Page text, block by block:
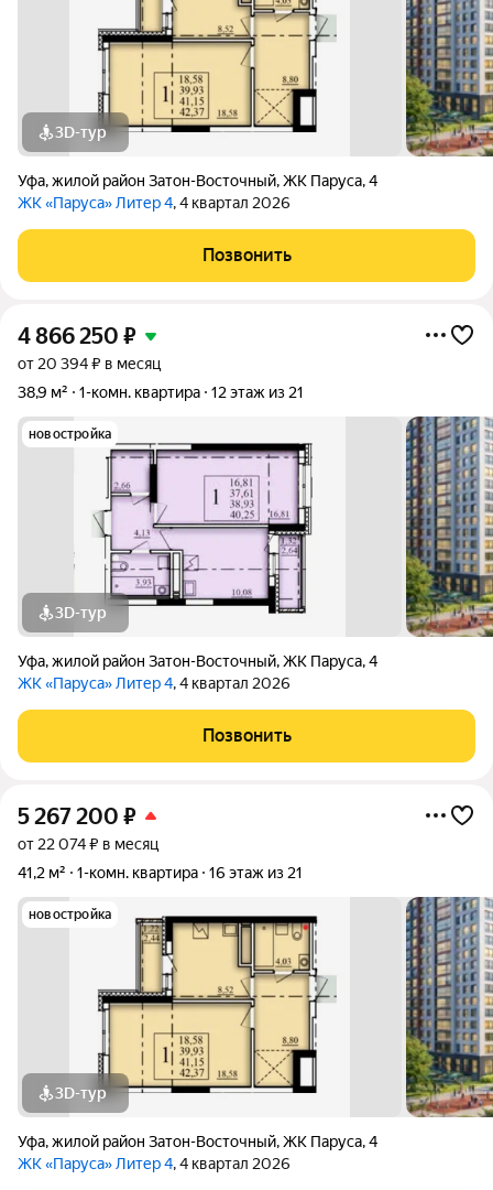
3D-тур
Уфа,жилой район Затон-Восточный,ЖК Паруса,4
ЖК «Паруса» Литер 4, 4 квартал 2026
Позвонить
4 866 250 ₽
от 20 394 ₽ в месяц
38,9 м²
1-комн. квартира 12 этаж из 21
новостройка
3D-тур
Уфа,жилой район Затон-Восточный,ЖК Паруса,4
ЖК «Паруса» Литер 4, 4 квартал 2026
Позвонить
5 267 200 ₽
от 22 074 ₽ в месяц
41,2 м²
1-комн. квартира 16 этаж из 21
новостройка
3D-тур
Уфа,жилой район Затон-Восточный,ЖК Паруса,4
ЖК «Паруса» Литер 4, 4 квартал 2026